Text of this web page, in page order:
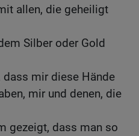
allen, die geheiligt
Silber oder Gold
dass mir diese Hände
mir und denen, die
gezeigt, dass man so